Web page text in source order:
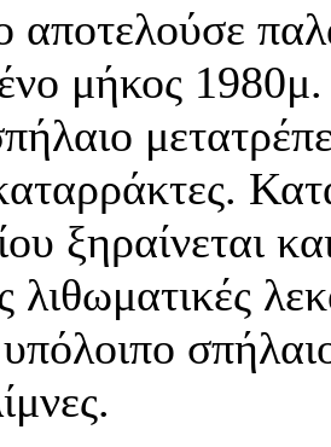
αποτελούσε
μήκος
ξηραίνεται
λιθωματικές